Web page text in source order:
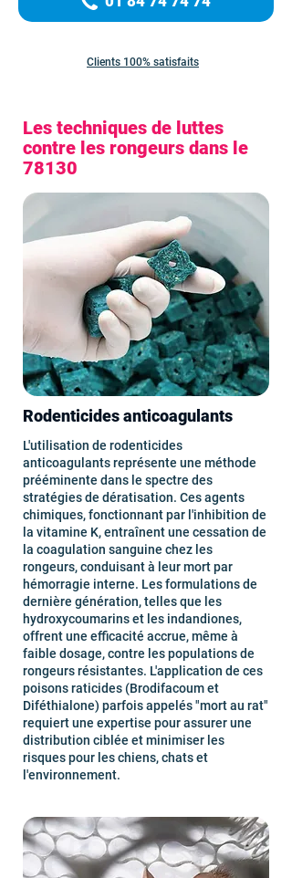
Clients 100% satisfaits
Les techniques de luttes
contre les rongeurs dans le
78130
Rodenticides anticoagulants
L'utilisation de rodenticides
anticoagulants représente une méthode
prééminente dans le spectre des
stratégies de dératisation. Ces agents
chimiques, fonctionnant par l'inhibition de
la vitamine K, entraînent une cessation de
la coagulation sanguine chez les
rongeurs, conduisant à leur mort par
hémorragie interne. Les formulations de
dernière génération, telles que les
hydroxycoumarins et les indandiones,
offrent une efficacité accrue, même à
faible dosage, contre les populations de
rongeurs résistantes. L'application de ces
poisons raticides (Brodifacoum et
Diféthialone) parfois appelés "mort au rat"
requiert une expertise pour assurer une
distribution ciblée et minimiser les
risques pour les chiens, chats et
l'environnement.